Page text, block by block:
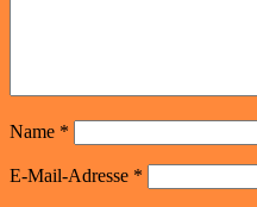
Name *
E-Mail-Adresse *